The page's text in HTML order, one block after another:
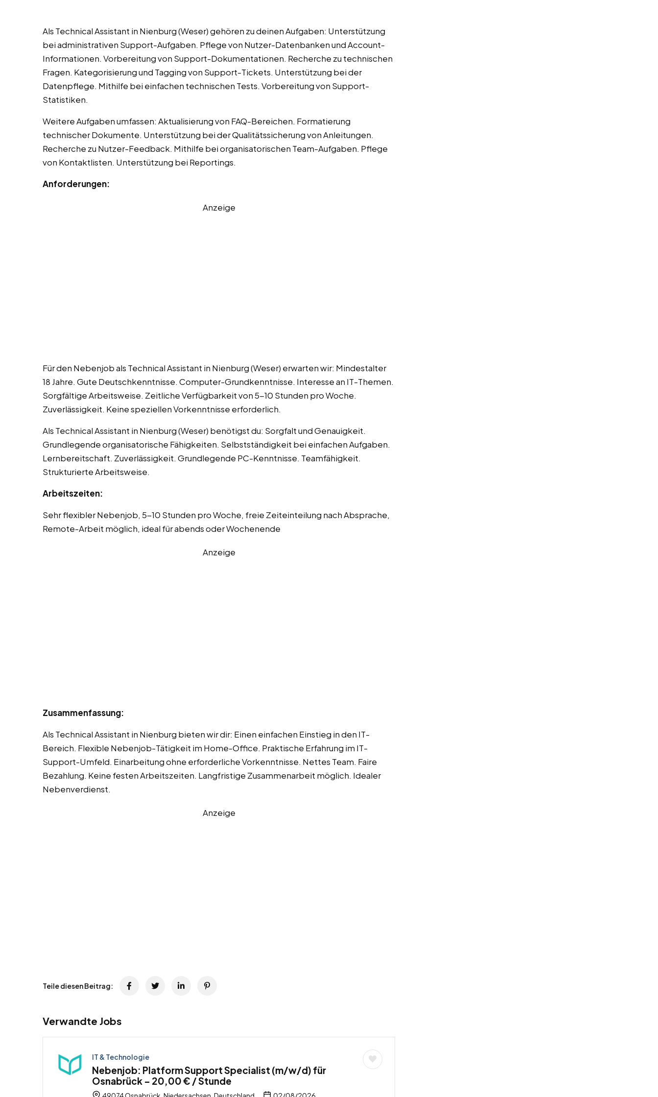
Als Technical Assistant in Nienburg (Weser) gehören zu deinen Aufgaben: Unterstützung
bei administrativen Support-Aufgaben. Pflege von Nutzer-Datenbanken und Account-
Informationen. Vorbereitung von Support-Dokumentationen. Recherche zu technischen
Fragen. Kategorisierung und Tagging von Support-Tickets. Unterstützung bei der
Datenpflege. Mithilfe bei einfachen technischen Tests. Vorbereitung von Support-
Statistiken.
Weitere Aufgaben umfassen: Aktualisierung von FAQ-Bereichen. Formatierung
technischer Dokumente. Unterstützung bei der Qualitätssicherung von Anleitungen.
Recherche zu Nutzer-Feedback. Mithilfe bei organisatorischen Team-Aufgaben. Pflege
von Kontaktlisten. Unterstützung bei Reportings.
Anforderungen:
Anzeige
Für den Nebenjob als Technical Assistant in Nienburg (Weser) erwarten wir: Mindestalter
18 Jahre. Gute Deutschkenntnisse. Computer-Grundkenntnisse. Interesse an IT-Themen.
Sorgfältige Arbeitsweise. Zeitliche Verfügbarkeit von 5-10 Stunden pro Woche.
Zuverlässigkeit. Keine speziellen Vorkenntnisse erforderlich.
Als Technical Assistant in Nienburg (Weser) benötigst du: Sorgfalt und Genauigkeit.
Grundlegende organisatorische Fähigkeiten. Selbstständigkeit bei einfachen Aufgaben.
Lernbereitschaft. Zuverlässigkeit. Grundlegende PC-Kenntnisse. Teamfähigkeit.
Strukturierte Arbeitsweise.
Arbeitszeiten:
Sehr flexibler Nebenjob, 5-10 Stunden pro Woche, freie Zeiteinteilung nach Absprache,
Remote-Arbeit möglich, ideal für abends oder Wochenende
Anzeige
Zusammenfassung:
Als Technical Assistant in Nienburg bieten wir dir: Einen einfachen Einstieg in den IT-
Bereich. Flexible Nebenjob-Tätigkeit im Home-Office. Praktische Erfahrung im IT-
Support-Umfeld. Einarbeitung ohne erforderliche Vorkenntnisse. Nettes Team. Faire
Bezahlung. Keine festen Arbeitszeiten. Langfristige Zusammenarbeit möglich. Idealer
Nebenverdienst.
Anzeige
Teile diesen Beitrag:
Verwandte Jobs
IT & Technologie
Nebenjob: Platform Support Specialist (m/w/d) für
Osnabrück – 20,00 € / Stunde